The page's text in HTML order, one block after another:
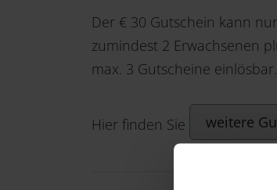
Der € 30 Gutschein kann
zumindest 2 Erwachsenen
max. 3 Gutscheine
Hier finden Sie weitere